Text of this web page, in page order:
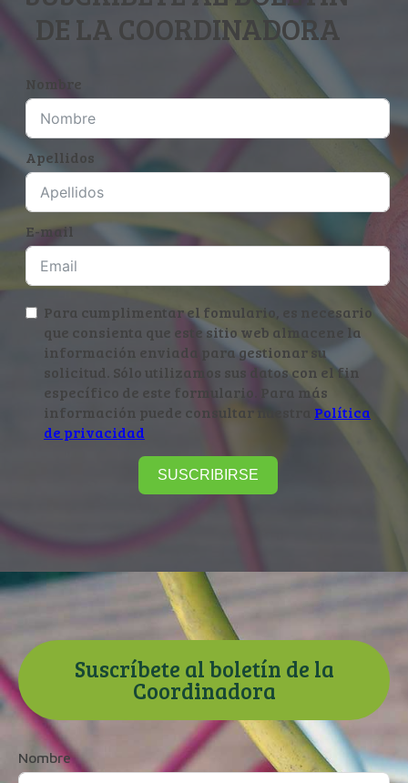
DE LA COORDINADORA
Nombre
Apellidos
E-mail
Para cumplimentar el fomulario, es necesario
que consienta que este sitio web almacene la
información enviada para gestionar su
solicitud. Sólo utilizamos sus datos con el fin
específico de este formulario. Para más
información puede consultar nuestra Política
de privacidad
SUSCRIBIRSE
Suscríbete al boletín de la
Coordinadora
Nombre